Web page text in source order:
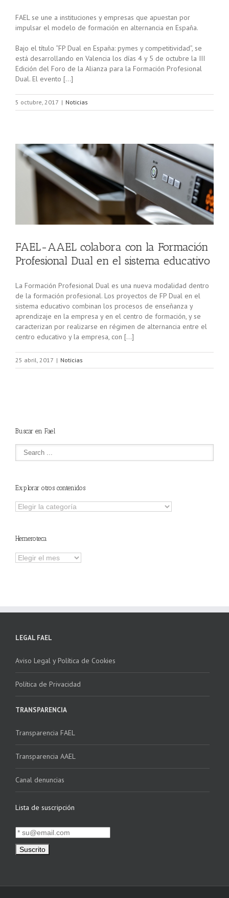
FAEL se une a instituciones y empresas que apuestan por
impulsar el modelo de formación en alternancia en España.
Bajo el título “FP Dual en España: pymes y competitividad”, se
está desarrollando en Valencia los días 4 y 5 de octubre la III
Edición del Foro de la Alianza para la Formación Profesional
Dual. El evento […]
5 octubre, 2017 | Noticias
FAEL-AAEL colabora con la Formación
Profesional Dual en el sistema educativo
La Formación Profesional Dual es una nueva modalidad dentro
de la formación profesional. Los proyectos de FP Dual en el
sistema educativo combinan los procesos de enseñanza y
aprendizaje en la empresa y en el centro de formación, y se
caracterizan por realizarse en régimen de alternancia entre el
centro educativo y la empresa, con […]
25 abril, 2017 | Noticias
Buscar en Fael
Explorar otros contenidos
Explorar
Hemeroteca
Hemeroteca
LEGAL FAEL
Aviso Legal y Política de Cookies
Política de Privacidad
TRANSPARENCIA
Transparencia FAEL
Transparencia AAEL
Canal denuncias
Lista de suscripción